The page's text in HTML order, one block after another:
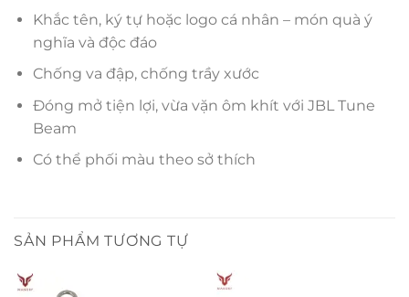
Khắc tên, ký tự hoặc logo cá nhân – món quà ý
nghĩa và độc đáo
Chống va đập, chống trầy xước
Đóng mở tiện lợi, vừa vặn ôm khít với JBL Tune
Beam
Có thể phối màu theo sở thích
SẢN PHẨM TƯƠNG TỰ